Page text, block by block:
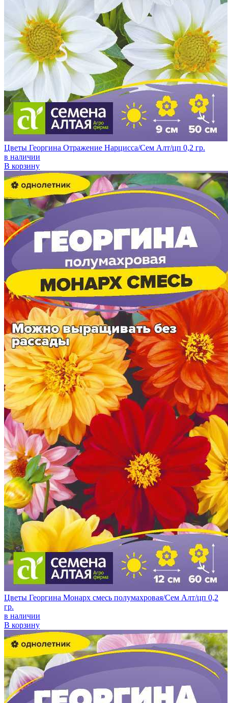
Цветы Георгина Отражение Нарцисса/Сем Алт/цп 0,2 гр.
в наличии
В корзину
Цветы Георгина Монарх смесь полумахровая/Сем Алт/цп 0,2
гр.
в наличии
В корзину